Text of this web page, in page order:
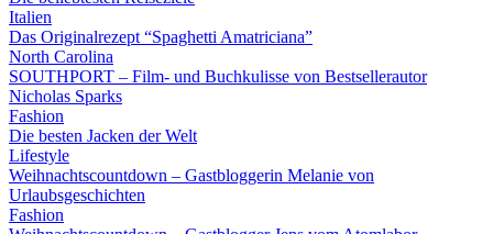
Italien
Das Originalrezept “Spaghetti Amatriciana”
North Carolina
SOUTHPORT – Film- und Buchkulisse von Bestsellerautor
Nicholas Sparks
Fashion
Die besten Jacken der Welt
Lifestyle
Weihnachtscountdown – Gastbloggerin Melanie von
Urlaubsgeschichten
Fashion